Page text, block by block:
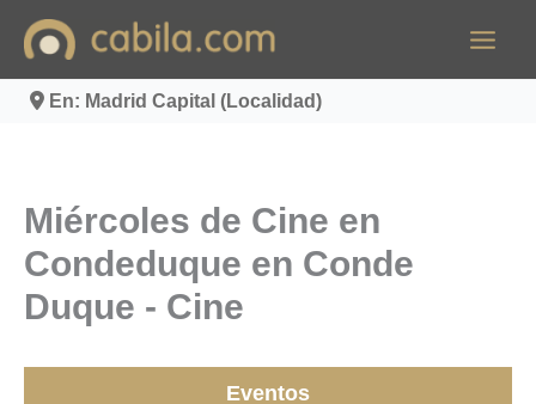
contenido
En: Madrid Capital (Localidad)
Miércoles de Cine en
Condeduque en Conde
Duque - Cine
Eventos